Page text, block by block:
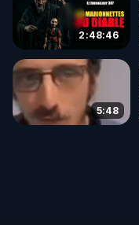
http://rgnr.li/stages
_________
LES CODES
2:48:46
5:48